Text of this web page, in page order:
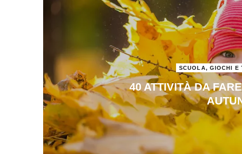
SCUOLA, GIOCHI E
40 ATTIVITÀ DA